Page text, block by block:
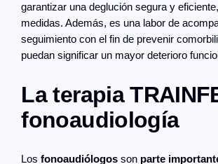
garantizar una deglución segura y
medidas. Además, es una labor de
seguimiento con el fin de prevenir
puedan significar un mayor deterioro
La terapia
fonoaudiología
Losfonoaudiólogos son parte